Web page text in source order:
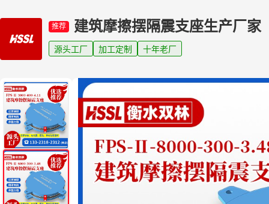
推荐 建筑摩擦摆隔震支座生产厂家
源头工厂 加工定制 十年老厂